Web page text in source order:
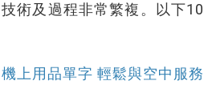
術及過程非常繁複。以下10
上用品單字 輕鬆與空中服務